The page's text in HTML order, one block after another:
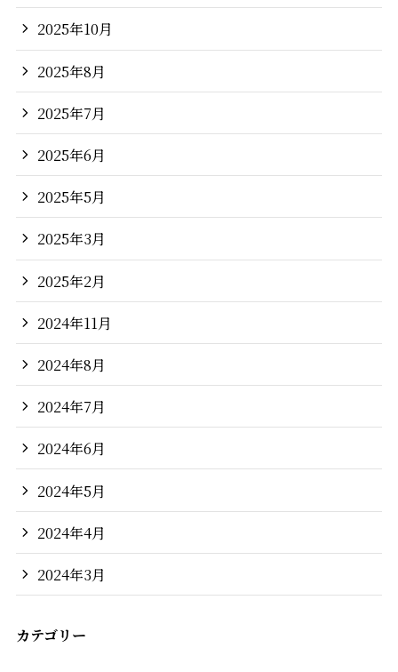
2025年10月
2025年8月
2025年7月
2025年6月
2025年5月
2025年3月
2025年2月
2024年11月
2024年8月
2024年7月
2024年6月
2024年5月
2024年4月
2024年3月
カテゴリー